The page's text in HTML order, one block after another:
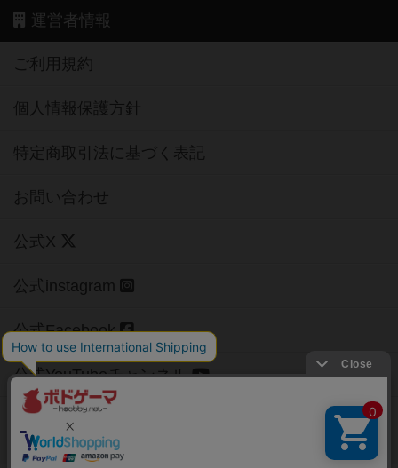
運営者情報
ご利用規約
個人情報保護方針
特定商取引法に基づく表記
お問い合わせ
公式X
公式instagram
公式Facebook
公式YouTubeチャンネル